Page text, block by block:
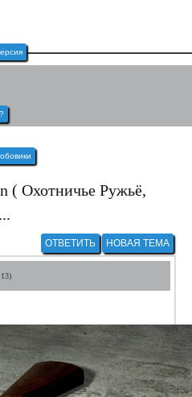
( Охотничье Ружьё,
ОТВЕТИТЬ НОВАЯ ТЕМА